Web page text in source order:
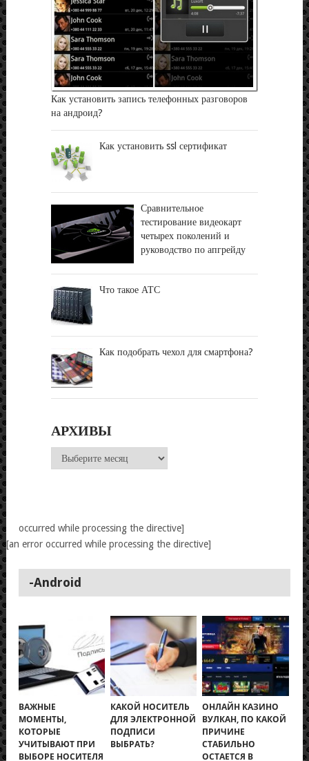
Как установить запись телефонных разговоров
на андроид?
Как установить ssl сертификат
Сравнительное
тестирование видеокарт
четырех поколений и
руководство по апгрейду
Что такое АТС
Как подобрать чехол для смартфона?
АРХИВЫ
Архивы
occurred while processing the directive]
[an error occurred while processing the directive]
-Android
ВАЖНЫЕ
МОМЕНТЫ,
КОТОРЫЕ
УЧИТЫВАЮТ ПРИ
ВЫБОРЕ НОСИТЕЛЯ
КАКОЙ НОСИТЕЛЬ
ДЛЯ ЭЛЕКТРОННОЙ
ПОДПИСИ
ВЫБРАТЬ?
ОНЛАЙН КАЗИНО
ВУЛКАН, ПО КАКОЙ
ПРИЧИНЕ
СТАБИЛЬНО
ОСТАЕТСЯ В